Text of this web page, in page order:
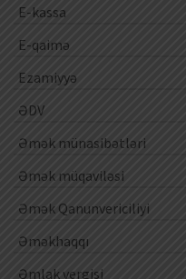
E-kassa
E-qaimə
Ezamiyyə
ƏDV
Əmək münasibətləri
Əmək müqaviləsi
Əmək Qanunvericiliyi
Əməkhaqqı
Əmlak vergisi